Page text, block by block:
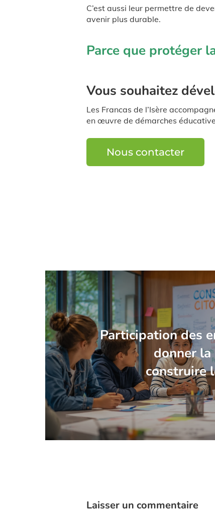
C’est aussi leur permettre de
avenir plus durable.
Parce que protéger
Vous souhaitez
Les Francas de l’Isère
en œuvre de démarches
Nous contacter
Participation des
donner
construire
Laisser un commentaire